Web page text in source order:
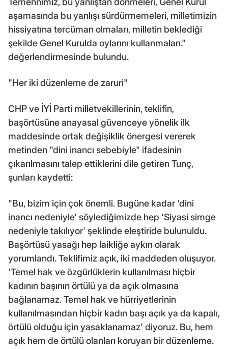
aşamasında bu yanlışı sürdürmemeleri, milletimizin
hissiyatına tercüman olmaları, milletin beklediği
şekilde Genel Kurulda oylarını kullanmaları."
değerlendirmesinde bulundu.
"Her iki düzenleme de zaruri"
CHP ve İYİ Parti milletvekillerinin, teklifin,
başörtüsüne anayasal güvenceye yönelik ilk
maddesinde ortak değişiklik önergesi vererek
metinden "dini inancı sebebiyle" ifadesinin
çıkarılmasını talep ettiklerini dile getiren Tunç,
şunları kaydetti:
"Bu, bizim için çok önemli. Bugüne kadar 'dini
inancı nedeniyle' söylediğimizde hep 'Siyasi simge
nedeniyle takılıyor' şeklinde eleştiride bulunuldu.
Başörtüsü yasağı hep laikliğe aykırı olarak
yorumlandı. Teklifimiz açık, iki maddeden oluşuyor.
'Temel hak ve özgürlüklerin kullanılması hiçbir
kadının başının örtülü ya da açık olmasına
bağlanamaz. Temel hak ve hürriyetlerinin
kullanılmasından hiçbir kadın başı açık ya da kapalı,
örtülü olduğu için yasaklanamaz' diyoruz. Bu, hem
açık hem de örtülü olanları koruyan bir düzenleme.